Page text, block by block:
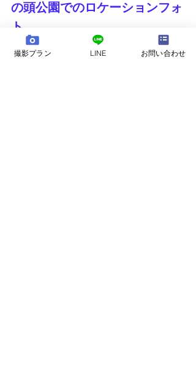
の頭公園でのロケーションフォ
ト
撮影プラン LINE お問い合わせ